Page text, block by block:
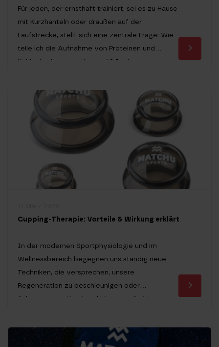
Für jeden, der ernsthaft trainiert, sei es zu Hause
mit Kurzhanteln oder draußen auf der
Laufstrecke, stellt sich eine zentrale Frage: Wie
teile ich die Aufnahme von Proteinen und
Kohlenhydraten optimal auf? In der
dargestellt, doch für den aktiven Sportler sind
sie unzertrennlich. Um körperliche Fortschritte
Cupping-Therapie: Vorteile & Wirkung erklärt
In der modernen Sportphysiologie und im
Wellnessbereich begegnen uns ständig neue
Techniken, die versprechen, unsere
Regeneration zu beschleunigen oder
Schmerzen im Handumdrehen zu eliminieren.
überzeugende physiologische Auswirkungen